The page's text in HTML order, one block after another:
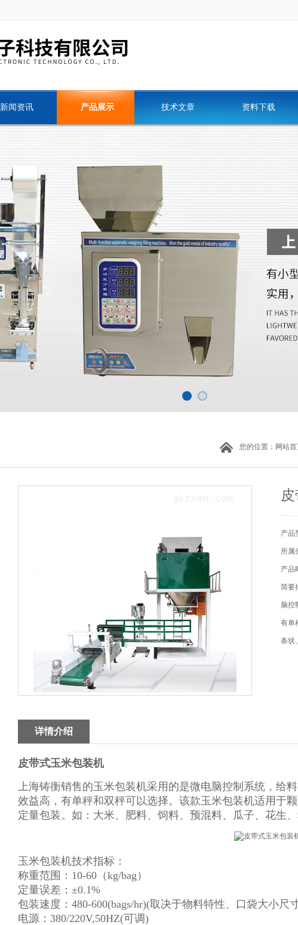
新闻资讯 产品展示 技术文章 资料下载
您的位置： 网站
产品
所属
产品
简要
脑控
有单
条状
详情介绍
皮带式玉米包装机
上海铸衡销售的玉米包装机采用的是微电脑控制系统，给
效益高，有单秤和双秤可以选择。该款玉米包装机适用于
定量包装。如：大米、肥料、饲料、预混料、瓜子、花生
玉米包装机技术指标：
称重范围：10-60（kg/bag）
定量误差：±0.1%
包装速度：480-600(bags/hr)(取决于物料特性、口袋大小尺
电源：380/220V,50HZ(可调)